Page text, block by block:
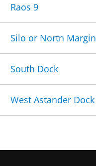
Raos 9
Silo or Nortn Margin
South Dock
West Astander Dock